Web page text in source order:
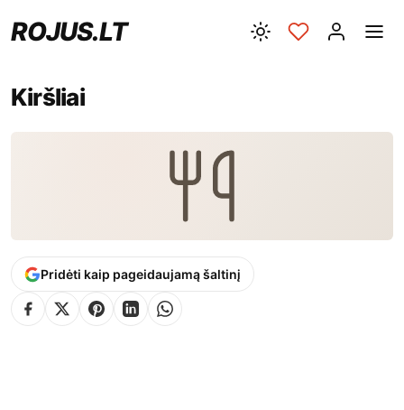
ROJUS.LT
Kiršliai
Pridėti kaip pageidaujamą šaltinį